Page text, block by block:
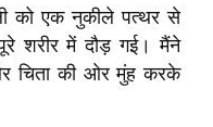
को एक नुकीले पत्थर से
शरीर में दौड़ गई। मैंने
चिता की ओर मुंह करके